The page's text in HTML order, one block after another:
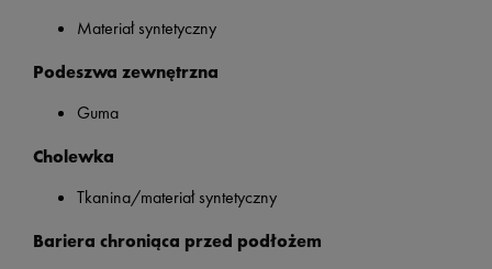
Materiał syntetyczny
Podeszwa zewnętrzna
Guma
Cholewka
Tkanina/materiał syntetyczny
Bariera chroniąca przed podłożem